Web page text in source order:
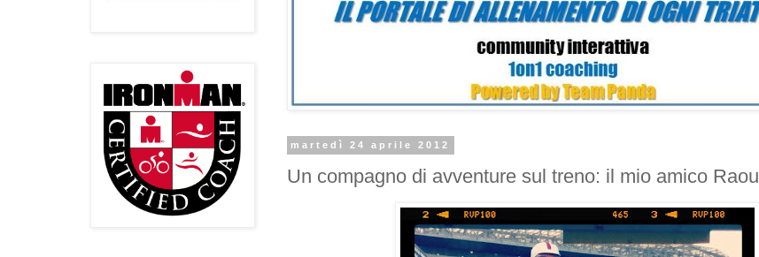
martedì 24 aprile 2012
Un compagno di avventure sul treno: il mio amico Raoul